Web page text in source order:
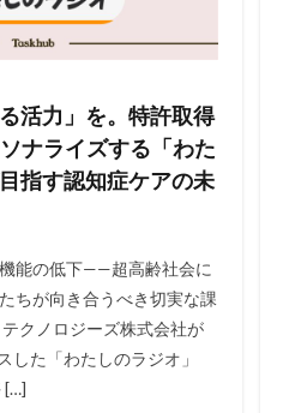
活力」を。特許取得
ナライズする「わた
指す認知症ケアの未
能の低下——超高齢社会に
ちが向き合うべき切実な課
クノロジーズ株式会社が
した「わたしのラジオ」
[…]